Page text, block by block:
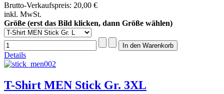
Brutto-Verkaufspreis: 20,00 €
inkl. MwSt.
Größe (erst das Bild klicken, dann Größe wählen)
Details
T-Shirt MEN Stick Gr. 3XL